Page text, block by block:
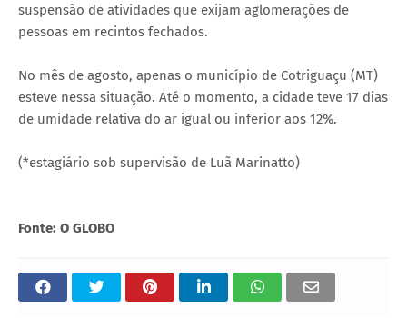
suspensão de atividades que exijam aglomerações de
pessoas em recintos fechados.
No mês de agosto, apenas o município de Cotriguaçu (MT)
esteve nessa situação. Até o momento, a cidade teve 17 dias
de umidade relativa do ar igual ou inferior aos 12%.
(*estagiário sob supervisão de Luã Marinatto)
Fonte: O GLOBO